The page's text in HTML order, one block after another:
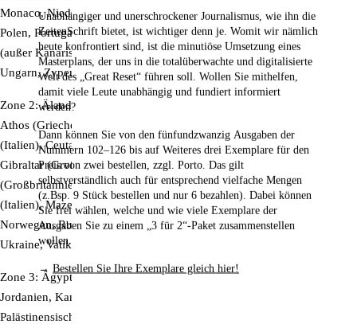
Monaco, Niederlande (außer außereuropäische Gebiete), Österreich,
Polen, Portugal, Rumänien, Schweden, Slowakei, Slowenien, Spanien
(außer Kanarische Inseln, Ceuta und Melilla), Tschechische Republik,
Ungarn, Zypern (außer Nordteil)
Zone 2:Älandinseln (Finnland), Andorra, Albanien, Belarus, Berg
Athos (Griechenland), Bosnien-Herzegovina, Campione d'Italia
(Italien), Ceuta (Spanien), Färöer-Inseln (Dänemark), Georgien,
Gibraltar (Großbritannien), Grönland (Dänemark), Island, Kanalinseln
(Großbritannien), Kanarische Inseln (Spanien), Kosovo, Livigno
(Italien), Mazedonien, Melilla (Spanien), Moldawien, Montenegro,
Norwegen, Russische Föderation, San Marino, Serbien, Türkei,
Ukraine, Vatikanstadt, Zypern (Nordteil)
Zone 3: Ägypten, Algerien, Armenien, Aserbaidschan, Israel,
Jordanien, Kanada, Kasachstan, Libanon, Libyen, Marokko,
Palästinensische Gebiete, St. Pierre und Miquelon (Frankreich), Syrien,
Unabhängiger und unerschrockener Journalismus, wie ihn die
ZeitenSchrift bietet, ist wichtiger denn je. Womit wir nämlich
heute konfrontiert sind, ist die minutiöse Umsetzung eines
Masterplans, der uns in die totalüberwachte und digitalisierte
Welt des „Great Reset“ führen soll. Wollen Sie mithelfen,
damit viele Leute unabhängig und fundiert informiert
werden?
Dann können Sie von den fünfundzwanzig Ausgaben der
Nummern 102–126 bis auf Weiteres drei Exemplare für den
Preis von zwei bestellen, zzgl. Porto. Das gilt
selbstverständlich auch für entsprechend vielfache Mengen
(z.Bsp. 9 Stück bestellen und nur 6 bezahlen). Dabei können
Sie frei wählen, welche und wie viele Exemplare der
Ausgaben Sie zu einem „3 für 2“-Paket zusammenstellen
wollen.
→ Bestellen Sie Ihre Exemplare gleich hier!